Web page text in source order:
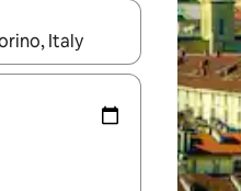
podrás navegar usando